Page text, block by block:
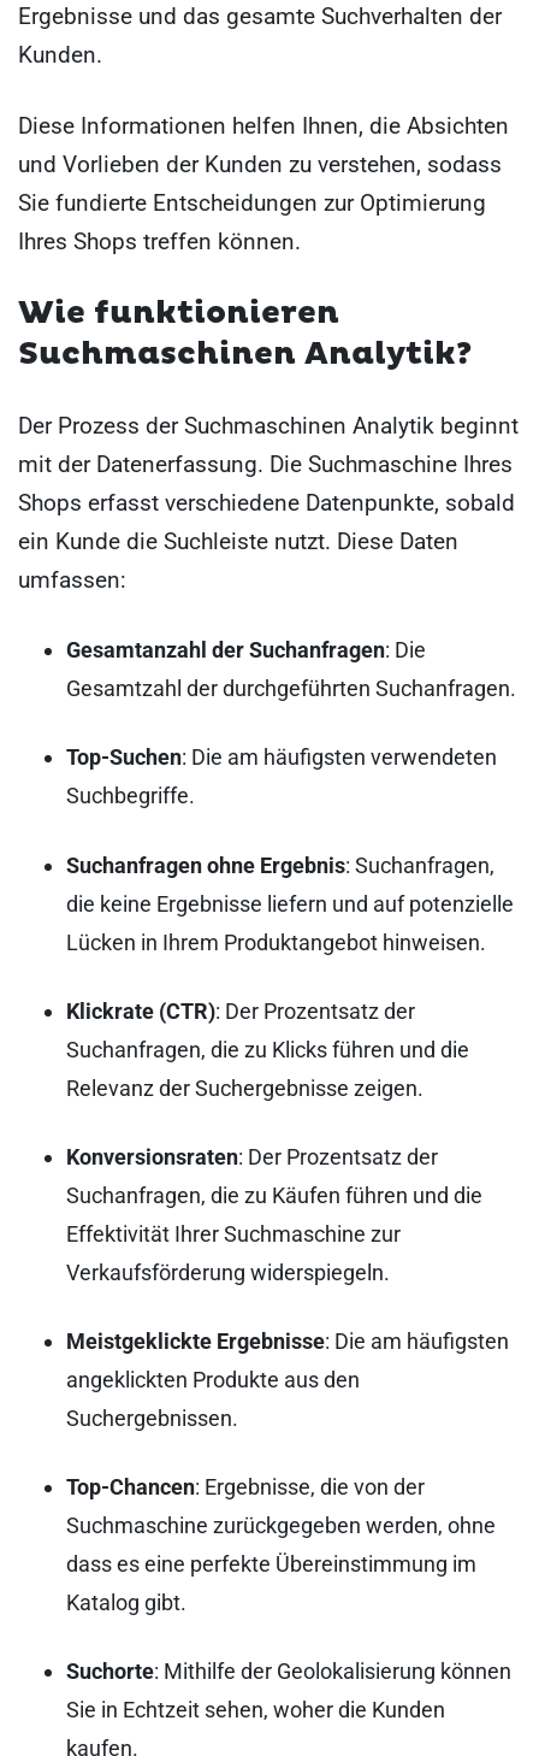
Ergebnisse und das gesamte Suchverhalten der
Kunden.
Diese Informationen helfen Ihnen, die Absichten
und Vorlieben der Kunden zu verstehen, sodass
Sie fundierte Entscheidungen zur Optimierung
Ihres Shops treffen können.
Wie funktionieren
Suchmaschinen Analytik?
Der Prozess der Suchmaschinen Analytik beginnt
mit der Datenerfassung. Die Suchmaschine Ihres
Shops erfasst verschiedene Datenpunkte, sobald
ein Kunde die Suchleiste nutzt. Diese Daten
umfassen:
Gesamtanzahl der Suchanfragen: Die
Gesamtzahl der durchgeführten Suchanfragen.
Top-Suchen: Die am häufigsten verwendeten
Suchbegriffe.
Suchanfragen ohne Ergebnis: Suchanfragen,
die keine Ergebnisse liefern und auf potenzielle
Lücken in Ihrem Produktangebot hinweisen.
Klickrate (CTR): Der Prozentsatz der
Suchanfragen, die zu Klicks führen und die
Relevanz der Suchergebnisse zeigen.
Konversionsraten: Der Prozentsatz der
Suchanfragen, die zu Käufen führen und die
Effektivität Ihrer Suchmaschine zur
Verkaufsförderung widerspiegeln.
Meistgeklickte Ergebnisse: Die am häufigsten
angeklickten Produkte aus den
Suchergebnissen.
Top-Chancen: Ergebnisse, die von der
Suchmaschine zurückgegeben werden, ohne
dass es eine perfekte Übereinstimmung im
Katalog gibt.
Suchorte: Mithilfe der Geolokalisierung können
Sie in Echtzeit sehen, woher die Kunden
kaufen.